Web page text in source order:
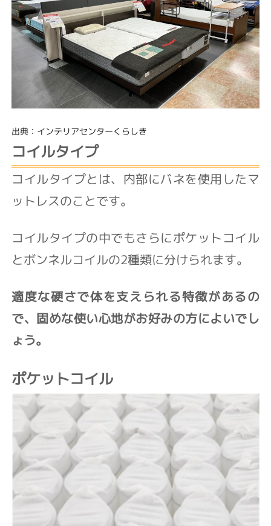
出典：インテリアセンターくらしき
コイルタイプ
コイルタイプとは、内部にバネを使用したマ
ットレスのことです。
コイルタイプの中でもさらにポケットコイル
とボンネルコイルの2種類に分けられます。
適度な硬さで体を支えられる特徴があるの
で、固めな使い心地がお好みの方によいでし
ょう。
ポケットコイル